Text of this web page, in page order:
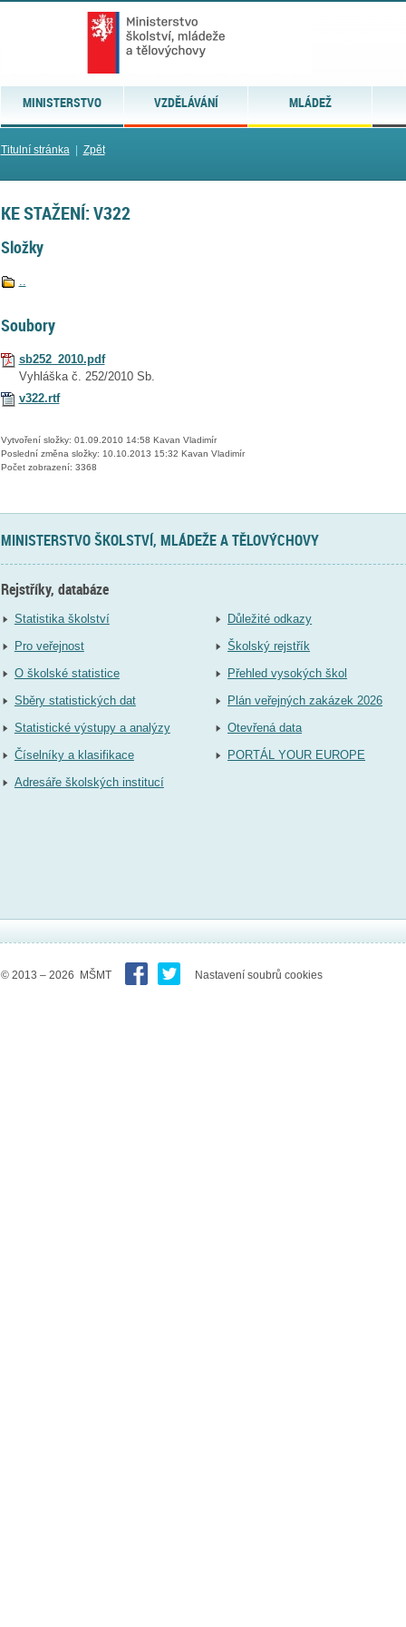
MINISTERSTVO VZDĚLÁVÁNÍ MLÁDEŽ
Titulní stránka| Zpět
KE STAŽENÍ: V322
Složky
..
Soubory
sb252_2010.pdf
Vyhláška č. 252/2010 Sb.
v322.rtf
Vytvoření složky: 01.09.2010 14:58 Kavan Vladimír
Poslední změna složky: 10.10.2013 15:32 Kavan Vladimír
Počet zobrazení: 3368
MINISTERSTVO ŠKOLSTVÍ, MLÁDEŽE A TĚLOVÝCHOVY
Rejstříky, databáze
Statistika školství
Pro veřejnost
O školské statistice
Sběry statistických dat
Statistické výstupy a analýzy
Číselníky a klasifikace
Adresáře školských institucí
Důležité odkazy
Školský rejstřík
Přehled vysokých škol
Plán veřejných zakázek 2026
Otevřená data
PORTÁL YOUR EUROPE
© 2013 – 2026 MŠMT Nastavení soubrů cookies